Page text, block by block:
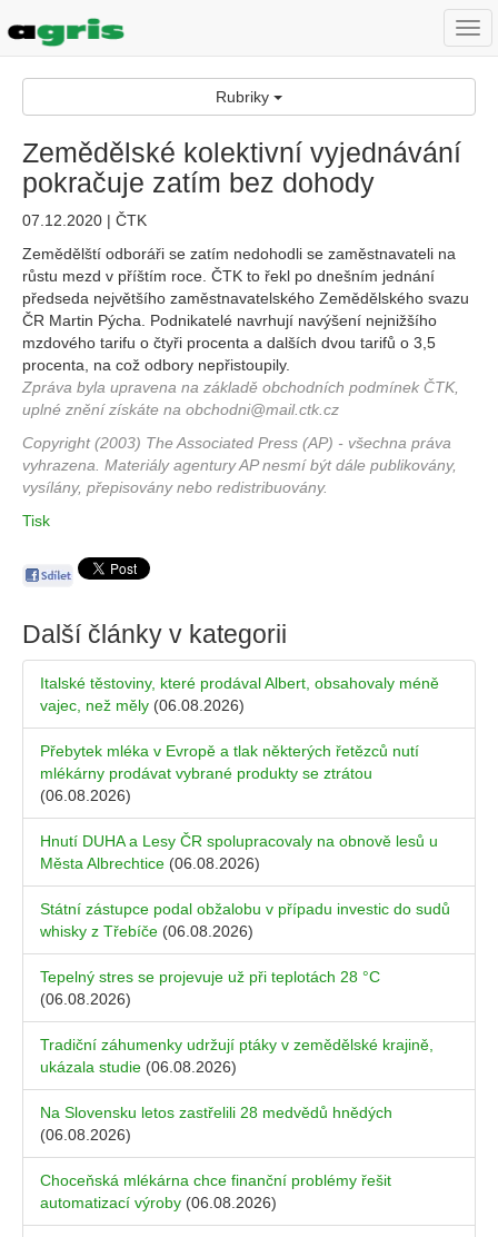
Rubriky
Zemědělské kolektivní vyjednávání
pokračuje zatím bez dohody
07.12.2020 | ČTK
Zemědělští odboráři se zatím nedohodli se zaměstnavateli na
růstu mezd v příštím roce. ČTK to řekl po dnešním jednání
předseda největšího zaměstnavatelského Zemědělského svazu
ČR Martin Pýcha. Podnikatelé navrhují navýšení nejnižšího
mzdového tarifu o čtyři procenta a dalších dvou tarifů o 3,5
procenta, na což odbory nepřistoupily.
Zpráva byla upravena na základě obchodních podmínek ČTK,
uplné znění získáte na obchodni@mail.ctk.cz
Copyright (2003) The Associated Press (AP) - všechna práva
vyhrazena. Materiály agentury AP nesmí být dále publikovány,
vysílány, přepisovány nebo redistribuovány.
Tisk
Další články v kategorii
Italské těstoviny, které prodával Albert, obsahovaly méně
vajec, než měly (06.08.2026)
Přebytek mléka v Evropě a tlak některých řetězců nutí
mlékárny prodávat vybrané produkty se ztrátou
(06.08.2026)
Hnutí DUHA a Lesy ČR spolupracovaly na obnově lesů u
Města Albrechtice (06.08.2026)
Státní zástupce podal obžalobu v případu investic do sudů
whisky z Třebíče (06.08.2026)
Tepelný stres se projevuje už při teplotách 28 °C
(06.08.2026)
Tradiční záhumenky udržují ptáky v zemědělské krajině,
ukázala studie (06.08.2026)
Na Slovensku letos zastřelili 28 medvědů hnědých
(06.08.2026)
Choceňská mlékárna chce finanční problémy řešit
automatizací výroby (06.08.2026)